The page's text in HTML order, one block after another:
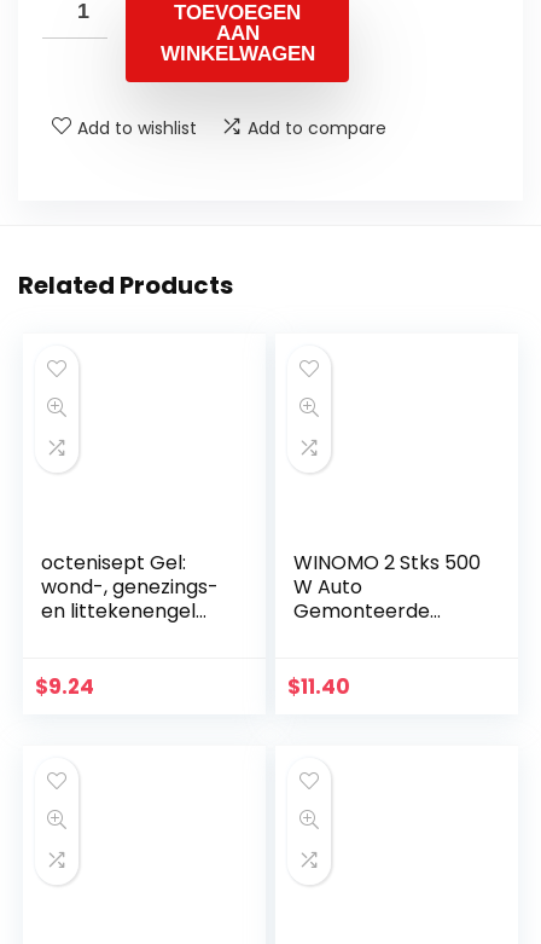
TOEVOEGEN
AAN
WINKELWAGEN
Add to wishlist Add to compare
Related Products
octenisept Gel:
wond-, genezings-
en littekenengel
brandwonden,
$9.24
WINOMO 2 Stks 500
W Auto
Gemonteerde
Luidspreker
$11.40